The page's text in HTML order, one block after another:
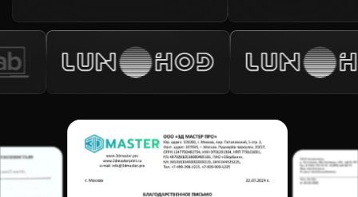
Поэтапная оплата и прозрачные
сроки
Работаем по договору, где каждый этап
имеет фиксированную дату сдачи. Оплата
— после того, как вы приняли этап. Аванс —
не более 30% (или 0% при рассрочке на 18
месяцев). Вы видите прогресс в реальном